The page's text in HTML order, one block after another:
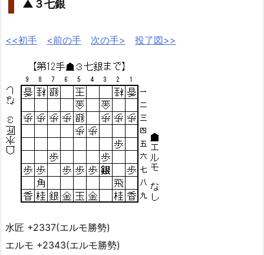
▲３七銀
<<初手 <前の手 次の手> 投了図>>
水匠 +2337(エルモ勝勢)
エルモ +2343(エルモ勝勢)